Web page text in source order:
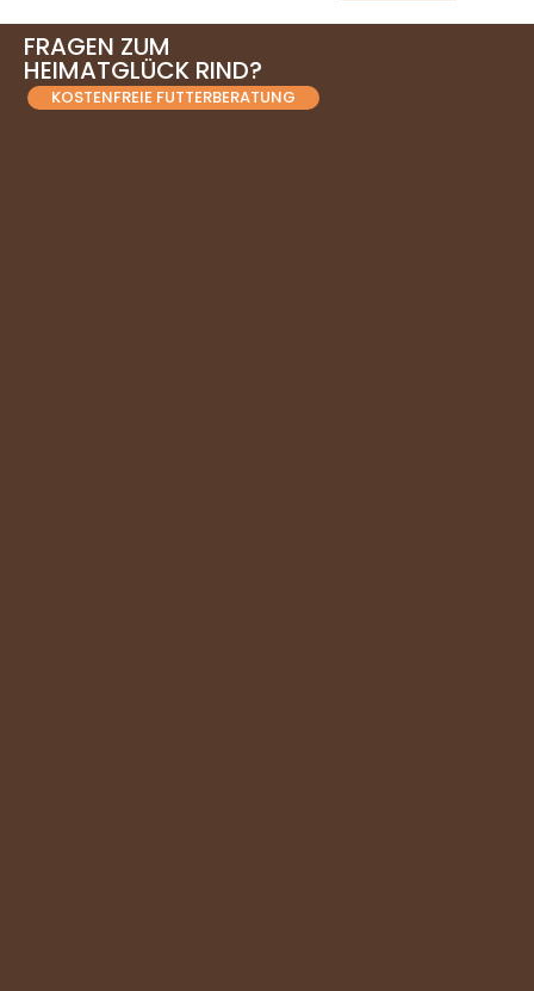
FRAGEN ZUM
HEIMATGLÜCK RIND?
KOSTENFREIE FUTTERBERATUNG